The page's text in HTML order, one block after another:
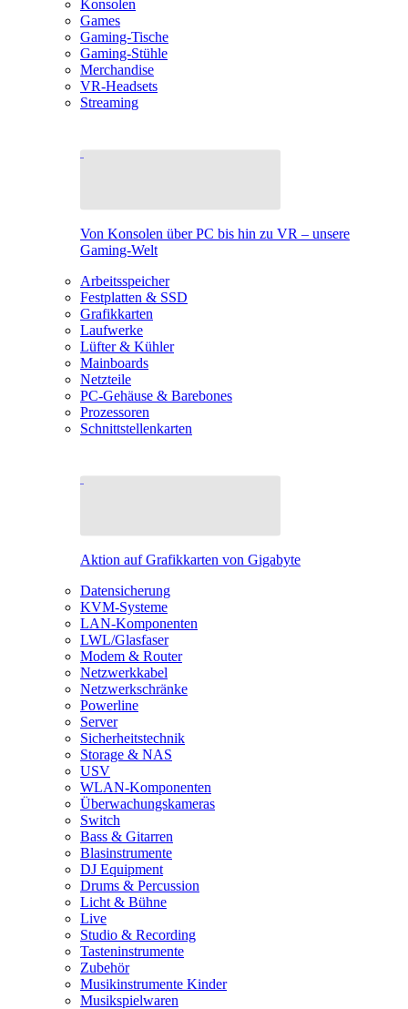
Konsolen
Games
Gaming-Tische
Gaming-Stühle
Merchandise
VR-Headsets
Streaming
Von Konsolen über PC bis hin zu VR – unsere
Gaming-Welt
Arbeitsspeicher
Festplatten & SSD
Grafikkarten
Laufwerke
Lüfter & Kühler
Mainboards
Netzteile
PC-Gehäuse & Barebones
Prozessoren
Schnittstellenkarten
Aktion auf Grafikkarten von Gigabyte
Datensicherung
KVM-Systeme
LAN-Komponenten
LWL/Glasfaser
Modem & Router
Netzwerkkabel
Netzwerkschränke
Powerline
Server
Sicherheitstechnik
Storage & NAS
USV
WLAN-Komponenten
Überwachungskameras
Switch
Bass & Gitarren
Blasinstrumente
DJ Equipment
Drums & Percussion
Licht & Bühne
Live
Studio & Recording
Tasteninstrumente
Zubehör
Musikinstrumente Kinder
Musikspielwaren